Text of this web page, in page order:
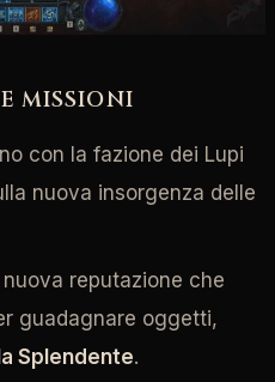
MISSIONI
con la fazione dei Lupi
nuova insorgenza delle
reputazione che
guadagnare oggetti,
Splendente.